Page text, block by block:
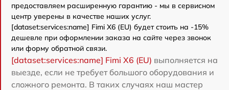
предоставляем расширенную гарантию - мы в сервисном
центр уверены в качестве наших услуг.
[dataset:services:name] Fimi X6 (EU) будет стоить на -15%
дешевле при оформлении заказа на сайте через звонок
или форму обратной связи.
[dataset:services:name] Fimi X6 (EU) выполняется на
выезде, если не требует большого оборудования и
сложного ремонта. В таких случаях наш мастер